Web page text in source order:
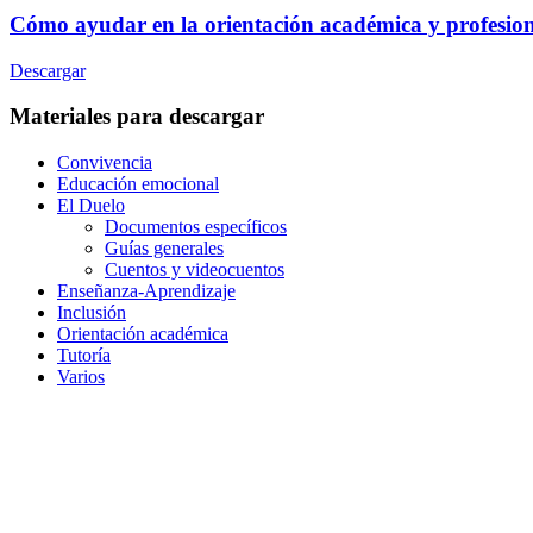
Cómo ayudar en la orientación académica y
Descargar
Materiales para descargar
Convivencia
Educación emocional
El Duelo
Documentos específicos
Guías generales
Cuentos y videocuentos
Enseñanza-Aprendizaje
Inclusión
Orientación académica
Tutoría
Varios